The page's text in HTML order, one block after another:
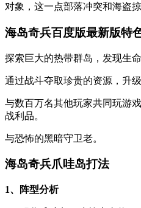
对象，这一点部落冲突和海盗
海岛奇兵百度版最新版特
探索巨大的热带群岛，发现生
通过战斗夺取珍贵的资源，升
与数百万名其他玩家共同玩游
战利品。
与恐怖的黑暗守卫老。
海岛奇兵爪哇岛打法
1、阵型分析